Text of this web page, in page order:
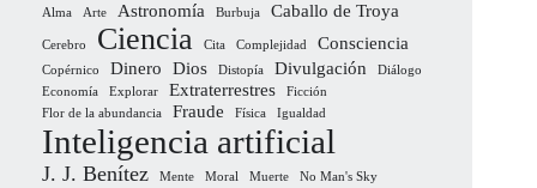
Alma Arte Astronomía Burbuja Caballo de Troya
Cerebro Ciencia Cita Complejidad Consciencia
Copérnico Dinero Dios Distopía Divulgación
Diálogo
Economía
Explorar Extraterrestres
Ficción
Flor de la abundancia
Fraude Física Igualdad
Inteligencia artificial
J. J. Benítez Mente Moral Muerte
No Man's Sky